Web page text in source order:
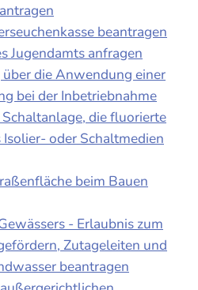
beantragen
Jugendamts anfragen
die Anwendung einer
bei der Inbetriebnahme
die fluorierte
Isolier- oder Schaltmedien
beim Bauen
- Erlaubnis zum
Zutageleiten und
beantragen